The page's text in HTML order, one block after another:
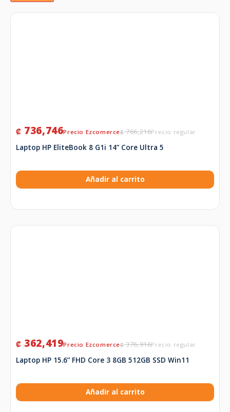
₡766,216
₡ 736,746
Laptop HP EliteBook 8 G1i 14” Core Ultra 5
Añadir al carrito
₡376,916
₡ 362,419
Laptop HP 15.6” FHD Core 3 8GB 512GB SSD Win11
Añadir al carrito